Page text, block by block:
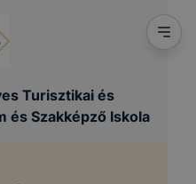
Turisztikai és
és Szakképző Iskola